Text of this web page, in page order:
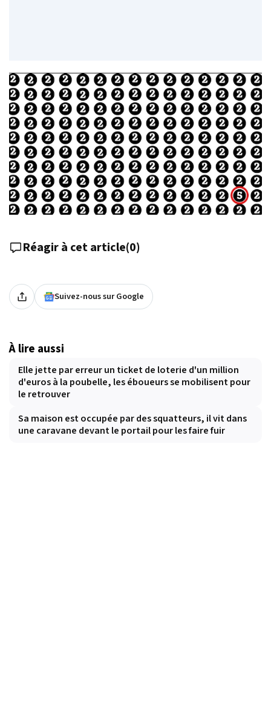
Réagir à cet article(0)
Suivez-nous sur Google
À lire aussi
Elle jette par erreur un ticket de loterie d'un million
d'euros à la poubelle, les éboueurs se mobilisent pour
le retrouver
Sa maison est occupée par des squatteurs, il vit dans
une caravane devant le portail pour les faire fuir